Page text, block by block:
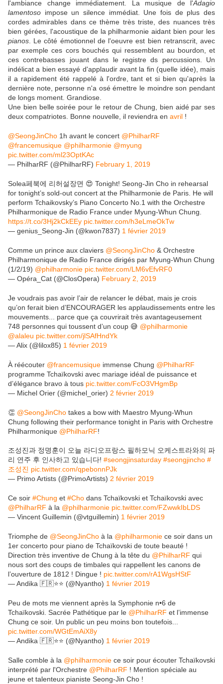
l'ambiance change immédiatement. La musique de l'Adagio
lamentoso impose un silence immédiat. Une fois de plus des
cordes admirables dans ce thème très triste, des nuances très
bien gérées, l'acoustique de la philharmonie aidant bien pour les
pianos . Le côté émotionnel de l'oeuvre est bien retranscrit, avec
par exemple ces cors bouchés qui ressemblent au bourdon, et
ces contrebasses jouant dans le registre ds percussions. Un
indélicat a bien essayé d'applaudir avant la fin (quelle idée), mais
il a rapidement été rappelé à l'ordre, tant et si bien qu'après la
dernière note, personne n'a osé émettre le moindre son pendant
de longs moment. Grandiose.
Une bien belle soirée pour le retour de Chung, bien aidé par ses
deux compatriotes. Bonne nouvelle, il reviendra en avril !
@SeongJinCho 1h avant le concert @PhilharRF
@francemusique @philharmonie @myung
pic.twitter.com/ml23OptKAc
— PhilharRF (@PhilharRF) February 1, 2019
Solea페북에 리허설장면 😍 Tonight! Seong-Jin Cho in rehearsal
for tonight’s sold-out concert at the Philharmonie de Paris. He will
perform Tchaikovsky’s Piano Concerto No.1 with the Orchestre
Philharmonique de Radio France under Myung-Whun Chung.
https://t.co/3Hj2kCkEEy pic.twitter.com/h3eLmeOkTw
— genius_Seong-Jin (@kwon7837) 1 février 2019
Comme un prince aux claviers @SeongJinCho & Orchestre
Philharmonique de Radio France dirigés par Myung-Whun Chung
(1/2/19) @philharmonie pic.twitter.com/LM6vEfvRF0
— Opéra_Cat (@ClosOpera) February 2, 2019
Je voudrais pas avoir l’air de relancer le débat, mais je crois
qu’on ferait bien d’ENCOURAGER les applaudissements entre les
mouvements... parce que ça couvrirait très avantageusement
748 personnes qui toussent d’un coup 😅 @philharmonie
@alaleu pic.twitter.com/jlSAfHndYk
— Alix (@lilox85) 1 février 2019
À réécouter ⁦ @francemusique ⁩ immense Chung ⁦ @PhilharRF
programme Tchaïkovski avec mariage idéal de puissance et
d’élégance bravo à tous pic.twitter.com/FcO3VHgmBp
— Michel Orier (@michel_orier) 2 février 2019
👏 @SeongJinCho takes a bow with Maestro Myung-Whun
Chung following their performance tonight in Paris with Orchestre
Philharmonique @PhilharRF!
조성진과 정명훈이 오늘 라디오프랑스 필하모닉 오케스트라와의 파
리 연주 후 인사하고 있습니다! #seongjinsaturday #seongjincho #
조성진 pic.twitter.com/qpebonnPJk
— Primo Artists (@PrimoArtists) 2 février 2019
Ce soir #Chung et #Cho dans Tchaïkovski et Tchaïkovski avec
@PhilharRF à la @philharmonie pic.twitter.com/FZwwkIbLDS
— Vincent Guillemin (@vtguillemin) 1 février 2019
Triomphe de @SeongJinCho à la @philharmonie ce soir dans un
1er concerto pour piano de Tchaïkovski de toute beauté !
Direction très inventive de Chung à la tête du @PhilharRF qui
nous sort des coups de timbales qui rappellent les canons de
l’ouverture de 1812 ! Dingue ! pic.twitter.com/rA1WgsHStF
— Andika 🇫🇷⭐️⭐️ (@Nyantho) 1 février 2019
Peu de mots me viennent après la Symphonie n•6 de
Tchaïkovski. Sacrée Pathétique par le @PhilharRF et l’immense
Chung ce soir. Un public un peu moins bon toutefois...
pic.twitter.com/WGtEmAiX8y
— Andika 🇫🇷⭐️⭐️ (@Nyantho) 1 février 2019
Salle comble à la @philharmonie ce soir pour écouter Tchaïkovski
interprété par l'Orchestre @PhilharRF ! Mention spéciale au
jeune et talenteux pianiste Seong-Jin Cho !